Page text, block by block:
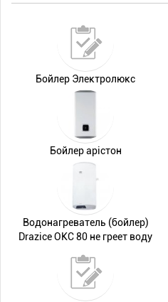
Бойлер Электролюкс
Бойлер арістон
Водонагреватель (бойлер)
Drazice OKC 80 не греет воду